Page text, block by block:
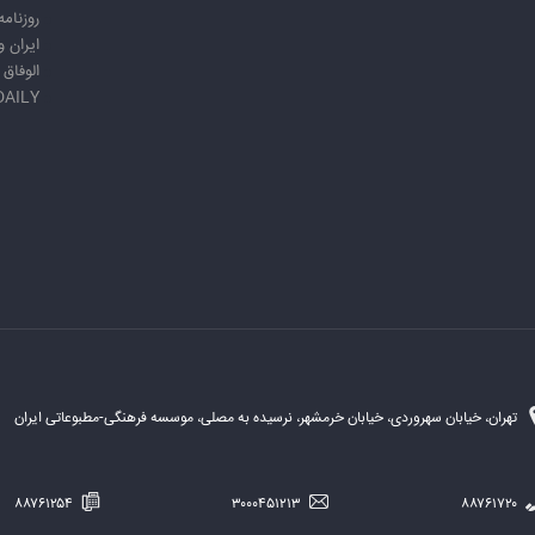
الوفاق
تهران، خیابان سهروردی، خیابان خرمشهر، نرسیده به مصلی، موسسه فرهنگی-مطبوعاتی ایران